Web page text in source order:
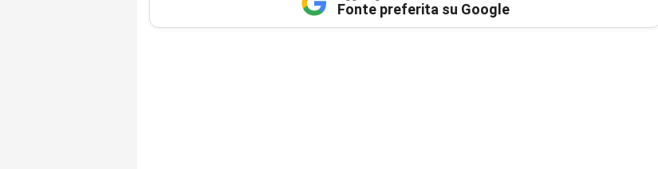
Fonte preferita su Google